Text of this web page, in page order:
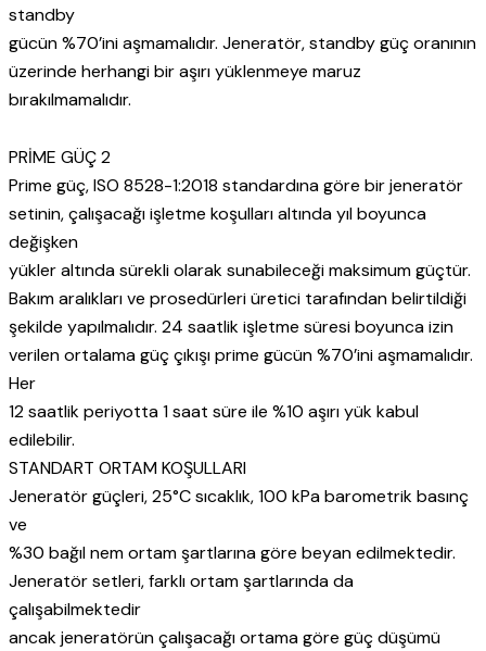
standby
gücün %70’ini aşmamalıdır. Jeneratör, standby güç oranının
üzerinde herhangi bir aşırı yüklenmeye maruz
bırakılmamalıdır.
PRİME GÜÇ 2
Prime güç, ISO 8528-1:2018 standardına göre bir jeneratör
setinin, çalışacağı işletme koşulları altında yıl boyunca
değişken
yükler altında sürekli olarak sunabileceği maksimum güçtür.
Bakım aralıkları ve prosedürleri üretici tarafından belirtildiği
şekilde yapılmalıdır. 24 saatlik işletme süresi boyunca izin
verilen ortalama güç çıkışı prime gücün %70’ini aşmamalıdır.
Her
12 saatlik periyotta 1 saat süre ile %10 aşırı yük kabul
edilebilir.
STANDART ORTAM KOŞULLARI
Jeneratör güçleri, 25°C sıcaklık, 100 kPa barometrik basınç
ve
%30 bağıl nem ortam şartlarına göre beyan edilmektedir.
Jeneratör setleri, farklı ortam şartlarında da
çalışabilmektedir
ancak jeneratörün çalışacağı ortama göre güç düşümü